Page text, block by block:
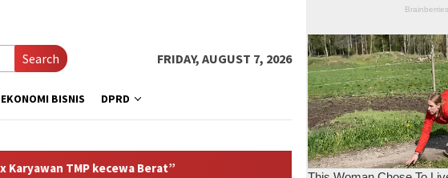
Search FRIDAY, AUGUST 7, 2026
EKONOMI BISNIS DPRD